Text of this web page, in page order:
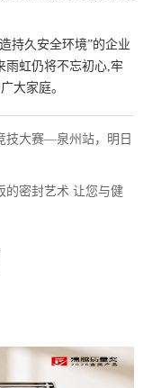
持久安全环境”的企业
雨虹仍将不忘初心,牢
大家庭。
技大赛—泉州站，明日
密封艺术 让您与健